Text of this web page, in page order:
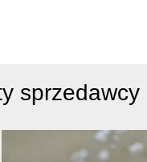
sprzedawcy